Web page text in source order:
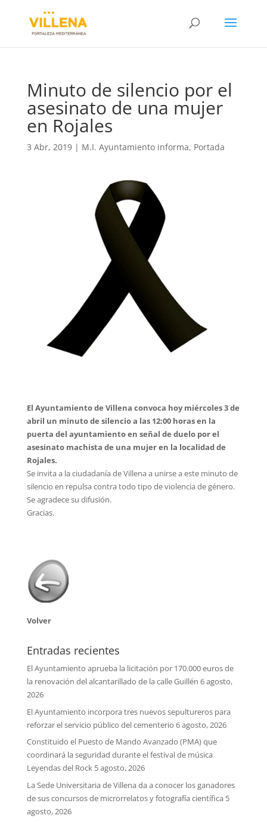
Minuto de silencio por el
asesinato de una mujer
en Rojales
3 Abr, 2019| M.I. Ayuntamiento informa, Portada
El Ayuntamiento de Villena convoca hoy miércoles 3 de
abril un minuto de silencio a las 12:00 horas en la
puerta del ayuntamiento en señal de duelo por el
asesinato machista de una mujer en la localidad de
Rojales.
Se invita a la ciudadanía de Villena a unirse a este minuto de
silencio en repulsa contra todo tipo de violencia de género.
Se agradece su difusión.
Gracias.
Volver
Entradas recientes
El Ayuntamiento aprueba la licitación por 170.000 euros de
la renovación del alcantarillado de la calle Guillén 6 agosto,
2026
El Ayuntamiento incorpora tres nuevos sepultureros para
reforzar el servicio público del cementerio 6 agosto, 2026
Constituido el Puesto de Mando Avanzado (PMA) que
coordinará la seguridad durante el festival de música
Leyendas del Rock 5 agosto, 2026
La Sede Universitaria de Villena da a conocer los ganadores
de sus concursos de microrrelatos y fotografía científica 5
agosto, 2026